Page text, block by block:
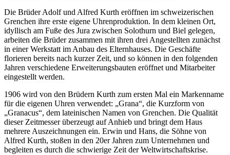
Die Brüder Adolf und Alfred Kurth eröffnen im schweizerischen
Grenchen ihre erste eigene Uhrenproduktion. In dem kleinen Ort,
idyllisch am Fuße des Jura zwischen Solothurn und Biel gelegen,
arbeiten die Brüder zusammen mit ihren drei Angestellten zunächst
in einer Werkstatt im Anbau des Elternhauses. Die Geschäfte
florieren bereits nach kurzer Zeit, und so können in den folgenden
Jahren verschiedene Erweiterungsbauten eröffnet und Mitarbeiter
eingestellt werden.
1906 wird von den Brüdern Kurth zum ersten Mal ein Markenname
für die eigenen Uhren verwendet: „Grana“, die Kurzform von
„Granacus“, dem lateinischen Namen von Grenchen. Die Qualität
dieser Zeitmesser überzeugt auf Anhieb und bringt dem Haus
mehrere Auszeichnungen ein. Erwin und Hans, die Söhne von
Alfred Kurth, stoßen in den 20er Jahren zum Unternehmen und
begleiten es durch die schwierige Zeit der Weltwirtschaftskrise.